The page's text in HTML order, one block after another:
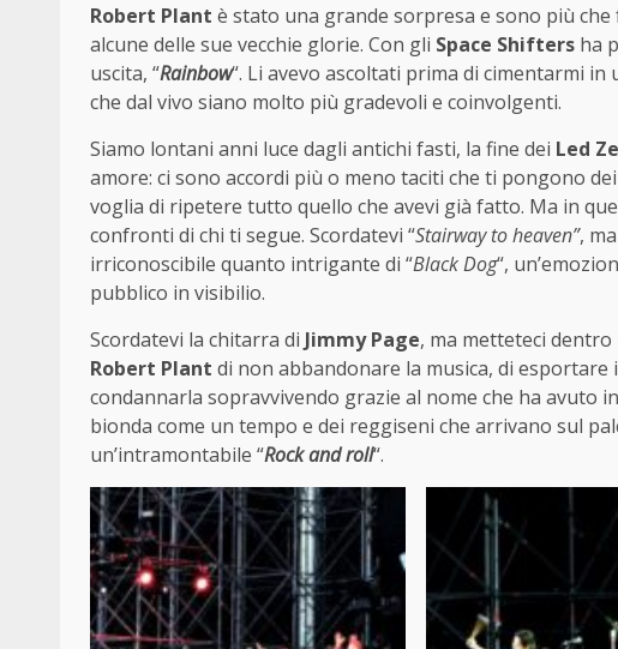
Robert Plant è stato una grande sorpresa e sono più
alcune delle sue vecchie glorie. Con gli Space Shifters ha
uscita, “Rainbow“. Li avevo ascoltati prima di cimentarmi
che dal vivo siano molto più gradevoli e coinvolgenti.
Siamo lontani anni luce dagli antichi fasti, la fine dei Led
amore: ci sono accordi più o meno taciti che ti pongono
voglia di ripetere tutto quello che avevi già fatto. Ma in
confronti di chi ti segue. Scordatevi “Stairway to heaven”,
irriconoscibile quanto intrigante di “Black Dog“,
pubblico in visibilio.
Scordatevi la chitarra di Jimmy Page, ma metteteci
Robert Plant di non abbandonare la musica, di esportare
condannarla sopravvivendo grazie al nome che ha avuto
bionda come un tempo e dei reggiseni che arrivano sul
un’intramontabile “Rock and roll“.